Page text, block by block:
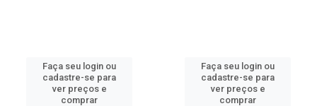
Faça seu login ou
cadastre-se para
ver preços e
comprar
Faça seu login ou
cadastre-se para
ver preços e
comprar